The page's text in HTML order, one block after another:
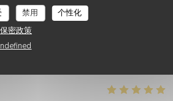
禁用
个性化
保密政策étaient délicieux, goûteux et les